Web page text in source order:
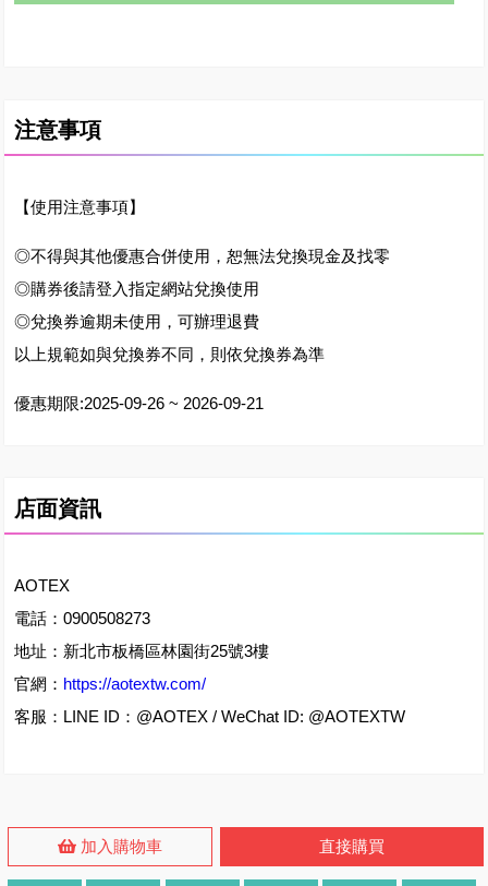
注意事項
【使用注意事項】
◎不得與其他優惠合併使用，恕無法兌換現金及找零
◎購券後請登入指定網站兌換使用
◎兌換券逾期未使用，可辦理退費
以上規範如與兌換券不同，則依兌換券為準
優惠期限:2025-09-26 ~ 2026-09-21
店面資訊
AOTEX
電話：0900508273
地址：新北市板橋區林園街25號3樓
官網： https://aotextw.com/
客服：LINE ID：@AOTEX / WeChat ID: @AOTEXTW
直接購買
加入購物車